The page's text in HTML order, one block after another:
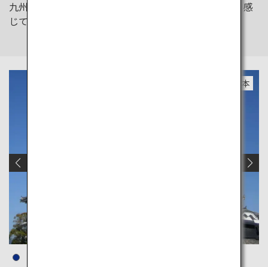
九州が生んだ歴史的建造物とともに、季節の移ろいを感
じてみてください。
熊本